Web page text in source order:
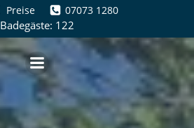
Zum
Inhalt
springen
Preise 07073 1280
Badegäste: 122